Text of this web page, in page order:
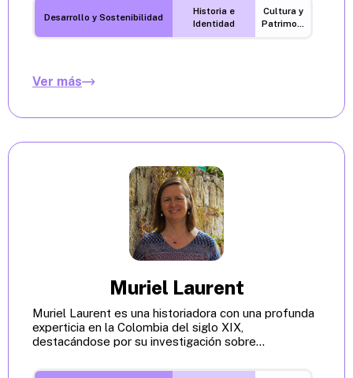
Desarrollo y Sostenibilidad
Historia e
Identidad
Cultura y
Patrimonio
Ver más
Muriel Laurent
Muriel Laurent es una historiadora con una profunda
experticia en la Colombia del siglo XIX,
destacándose por su investigación sobre...